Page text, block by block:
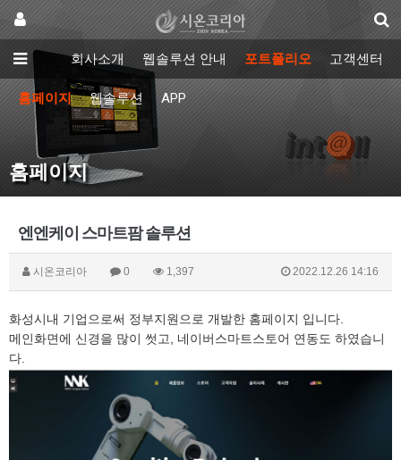
회사소개 웹솔루션 안내 포트폴리오 고객센터
홈페이지 웹솔루션 APP
홈페이지
엔엔케이 스마트팜 솔루션
시온코리아 0 1,397 2022.12.26 14:16
화성시내 기업으로써 정부지원으로 개발한 홈페이지 입니다.
메인화면에 신경을 많이 썻고, 네이버스마트스토어 연동도 하였습니
다.